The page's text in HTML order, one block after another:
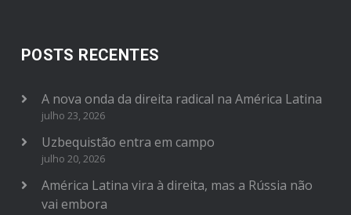
POSTS RECENTES
A nova onda da direita radical na América Latina
julho 23, 2026
Uzbequistão entra em campo
julho 20, 2026
América Latina vira à direita, mas a Rússia não
vai embora